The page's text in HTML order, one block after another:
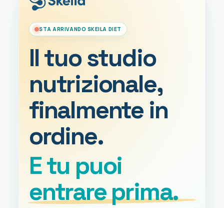
STA ARRIVANDO SKEILA DIET
Il tuo studio
nutrizionale,
finalmente in
ordine.
E tu puoi
entrare prima.